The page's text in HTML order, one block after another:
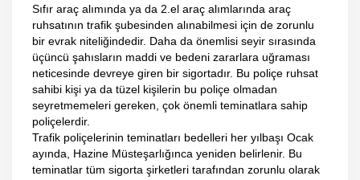
Sıfır araç alımında ya da 2.el araç alımlarında araç
ruhsatının trafik şubesinden alınabilmesi için de zorunlu
bir evrak niteliğindedir. Daha da önemlisi seyir sırasında
üçüncü şahısların maddi ve bedeni zararlara uğraması
neticesinde devreye giren bir sigortadır. Bu poliçe ruhsat
sahibi kişi ya da tüzel kişilerin bu poliçe olmadan
seyretmemeleri gereken, çok önemli teminatlara sahip
poliçelerdir.
Trafik poliçelerinin teminatları bedelleri her yılbaşı Ocak
ayında, Hazine Müsteşarlığınca yeniden belirlenir. Bu
teminatlar tüm sigorta şirketleri tarafından zorunlu olarak